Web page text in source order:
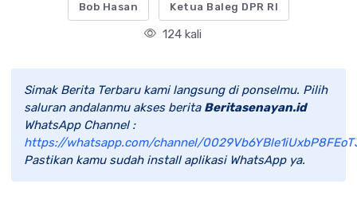
Bob Hasan Ketua Baleg DPR RI
124 kali
Simak Berita Terbaru kami langsung di ponselmu. Pilih
saluran andalanmu akses berita Beritasenayan.id
WhatsApp Channel :
https://whatsapp.com/channel/
Pastikan kamu sudah install aplikasi WhatsApp ya.